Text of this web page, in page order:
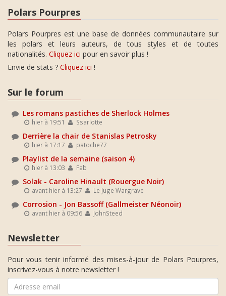
Polars Pourpres
Polars Pourpres est une base de données communautaire sur
les polars et leurs auteurs, de tous styles et de toutes
nationalités. Cliquez ici pour en savoir plus !
Envie de stats ? Cliquez ici !
Sur le forum
Les romans pastiches de Sherlock Holmes
hier à 19:51 Ssarlotte
Derrière la chair de Stanislas Petrosky
hier à 17:17 patoche77
Playlist de la semaine (saison 4)
hier à 13:03 Fab
Solak - Caroline Hinault (Rouergue Noir)
avant hier à 13:27 Le Juge Wargrave
Corrosion - Jon Bassoff (Gallmeister Néonoir)
avant hier à 09:56 JohnSteed
Newsletter
Pour vous tenir informé des mises-à-jour de Polars Pourpres,
inscrivez-vous à notre newsletter !